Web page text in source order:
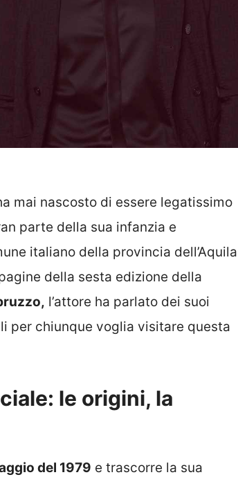
mai nascosto di essere legatissimo
parte della sua infanzia e
italiano della provincia dell’Aquila
della sesta edizione della
l’attore ha parlato dei suoi
per chiunque voglia visitare questa
le origini, la
del 1979 e trascorre la sua